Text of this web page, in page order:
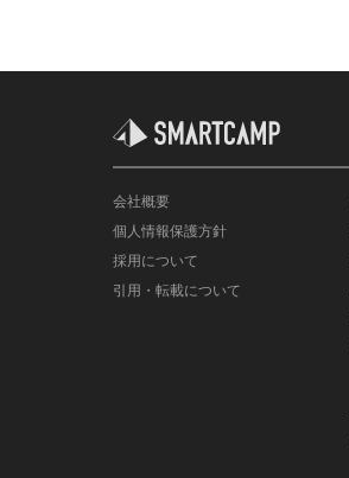
会社概要
個人情報保護方針
採用について
引用・転載について